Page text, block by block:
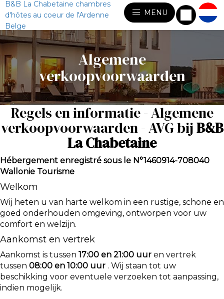
B&B La Chabetaine chambres
d'hôtes au coeur de l'Ardenne
Belge
MENU
Algemene
verkoopvoorwaarden
Regels en informatie - Algemene
verkoopvoorwaarden - AVG bijB&B
La Chabetaine
Hébergement enregistré sous le N°1460914-708040
Wallonie Tourisme
Welkom
Wij heten u van harte welkom in een rustige, schone en
goed onderhouden omgeving, ontworpen voor uw
comfort en welzijn.
Aankomst en vertrek
Aankomst is tussen 17:00 en 21:00 uur en vertrek
tussen 08:00 en 10:00 uur . Wij staan tot uw
beschikking voor eventuele verzoeken tot aanpassing,
indien mogelijk.